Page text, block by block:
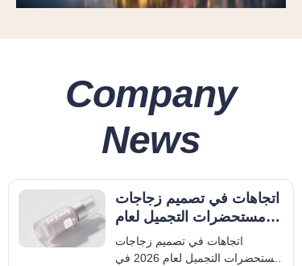
Company
News
اتجاهات في تصميم زجاجات
مستحضرات التجميل لعام
2026
اتجاهات في تصميم زجاجات
مستحضرات التجميل لعام 2026 في